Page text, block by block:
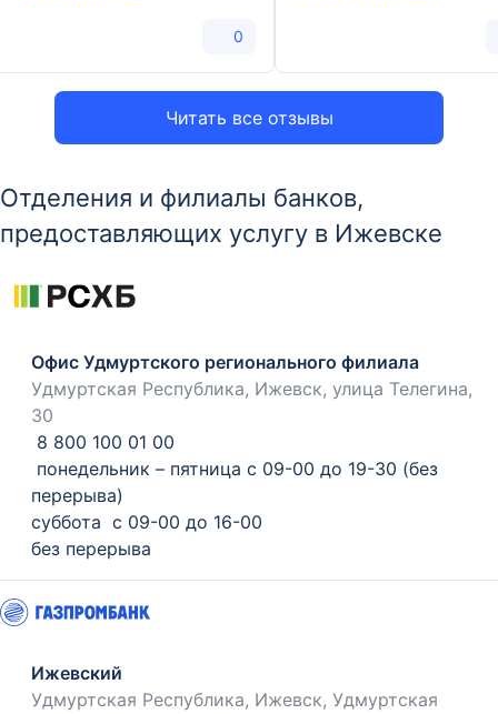
Читать все отзывы
0
Отделения и филиалы банков,
предоставляющих услугу в Ижевске
Офис Удмуртского регионального филиала
Удмуртская Республика, Ижевск, улица Телегина,
30
8 800 100 01 00
понедельник – пятница с 09-00 до 19-30 (без
перерыва)
суббота с 09-00 до 16-00
без перерыва
Ижевский
Удмуртская Республика, Ижевск, Удмуртская